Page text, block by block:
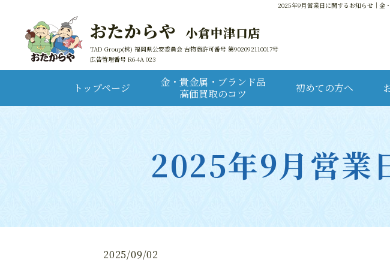
2025年9月営業日に関するお知らせ｜金
おたからや 小倉中津口店
TAD Group(株) 福岡県公安委員会 古物商許可番号 第902092110017号
広告管理番号 R6-4A 023
トップページ
金・貴金属・ブランド品
高価買取のコツ
初めての方へ
2025年9月営業
2025/09/02